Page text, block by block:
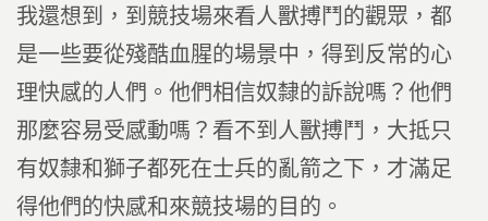
我還想到，到競技場來看人獸搏鬥的觀眾，都
是一些要從殘酷血腥的場景中，得到反常的心
理快感的人們。他們相信奴隸的訴說嗎？他們
那麼容易受感動嗎？看不到人獸搏鬥，大抵只
有奴隸和獅子都死在士兵的亂箭之下，才滿足
得他們的快感和來競技場的目的。